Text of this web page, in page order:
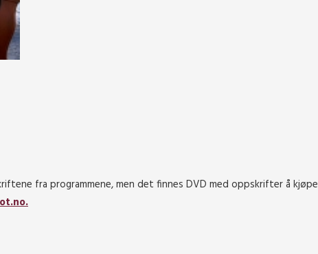
fra programmene, men det finnes DVD med oppskrifter å kjøpe